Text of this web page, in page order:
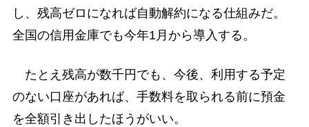
し、残高ゼロになれば自動解約になる仕組みだ。
全国の信用金庫でも今年1月から導入する。
たとえ残高が数千円でも、今後、利用する予定
のない口座があれば、手数料を取られる前に預金
を全額引き出したほうがいい。